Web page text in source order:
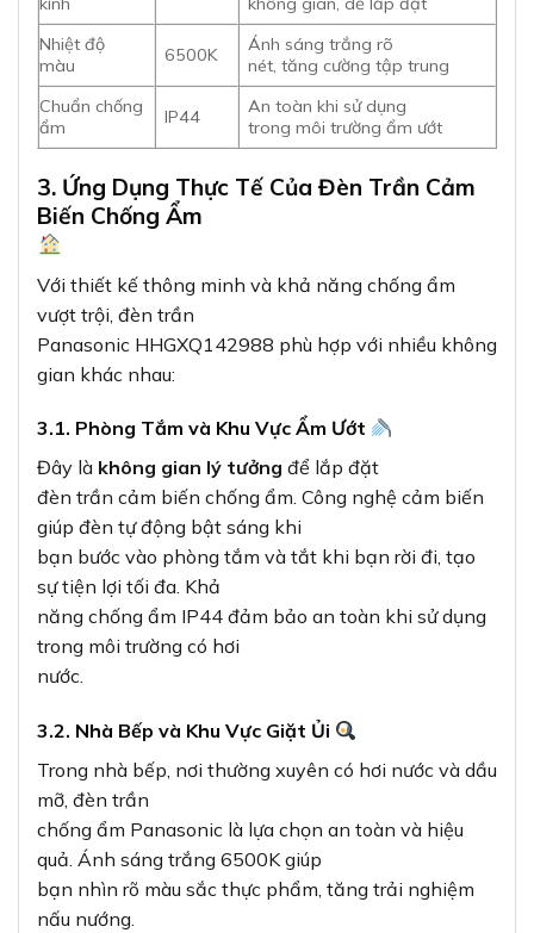
Nhiệt độ
màu
6500K
Ánh sáng trắng rõ
nét, tăng cường tập trung
Chuẩn chống
ẩm
IP44
An toàn khi sử dụng
trong môi trường ẩm ướt
3. Ứng Dụng Thực Tế Của Đèn Trần Cảm
Biến Chống Ẩm
Với thiết kế thông minh và khả năng chống ẩm
vượt trội, đèn trần
Panasonic HHGXQ142988 phù hợp với nhiều không
gian khác nhau:
3.1. Phòng Tắm và Khu Vực Ẩm Ướt
Đây là không gian lý tưởng để lắp đặt
đèn trần cảm biến chống ẩm. Công nghệ cảm biến
giúp đèn tự động bật sáng khi
bạn bước vào phòng tắm và tắt khi bạn rời đi, tạo
sự tiện lợi tối đa. Khả
năng chống ẩm IP44 đảm bảo an toàn khi sử dụng
trong môi trường có hơi
nước.
3.2. Nhà Bếp và Khu Vực Giặt Ủi
Trong nhà bếp, nơi thường xuyên có hơi nước và dầu
mỡ, đèn trần
chống ẩm Panasonic là lựa chọn an toàn và hiệu
quả. Ánh sáng trắng 6500K giúp
bạn nhìn rõ màu sắc thực phẩm, tăng trải nghiệm
nấu nướng.